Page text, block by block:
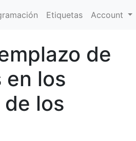
Etiquetas Account
de
en los
los